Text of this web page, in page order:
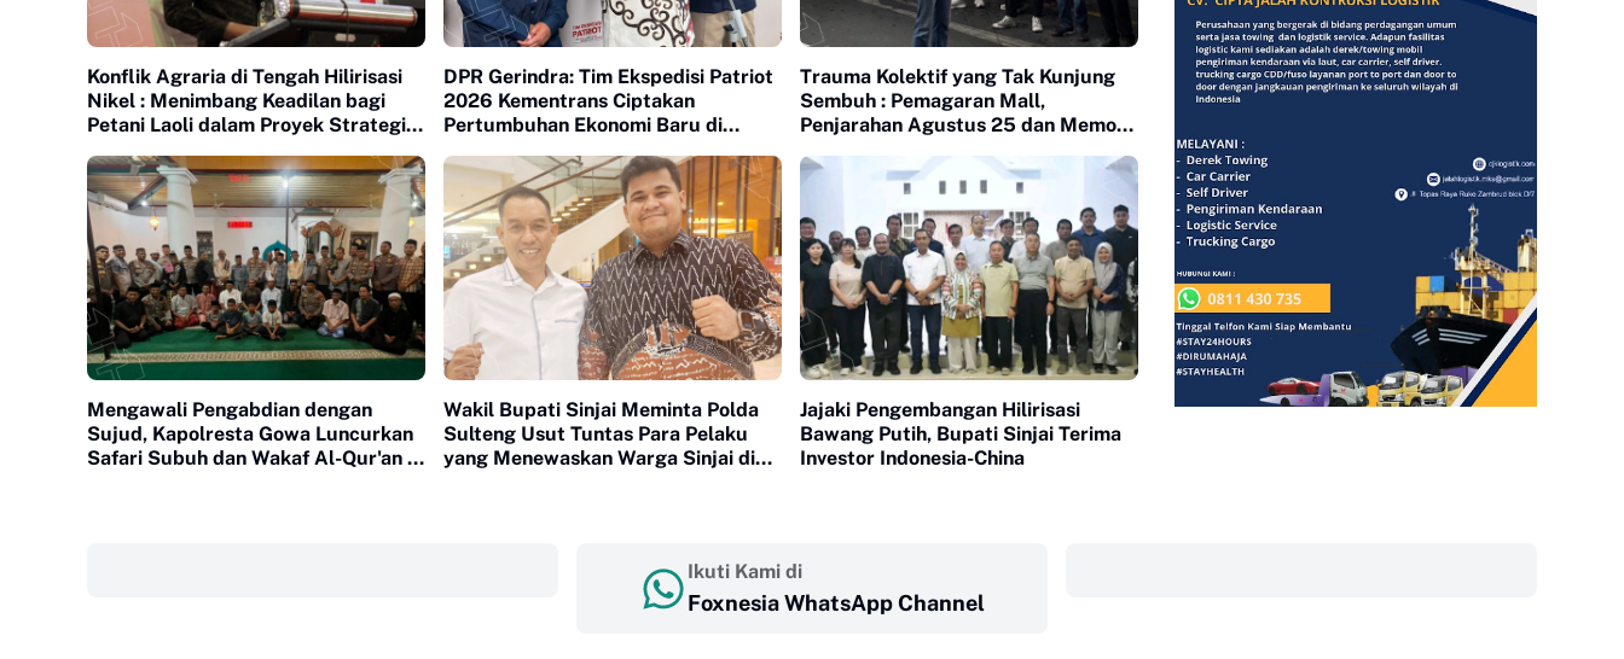
Konflik Agraria di Tengah Hilirisasi
Nikel : Menimbang Keadilan bagi
Petani Laoli dalam Proyek Strategis
Park
DPR Gerindra: Tim Ekspedisi Patriot
2026 Kementrans Ciptakan
Pertumbuhan Ekonomi Baru di
Trauma Kolektif yang Tak Kunjung
Sembuh : Pemagaran Mall,
Penjarahan Agustus 25 dan Memori
Mengawali Pengabdian dengan
Sujud, Kapolresta Gowa Luncurkan
Safari Subuh dan Wakaf Al-Qur'an di
Wakil Bupati Sinjai Meminta Polda
Sulteng Usut Tuntas Para Pelaku
yang Menewaskan Warga Sinjai di
Jajaki Pengembangan Hilirisasi
Bawang Putih, Bupati Sinjai Terima
Investor Indonesia-China
Ikuti Kami di
Foxnesia WhatsApp Channel